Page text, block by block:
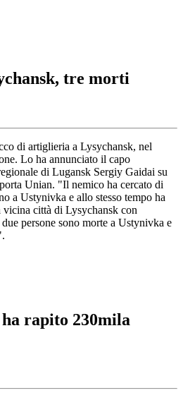
tre morti
di artiglieria a Lysychansk, nel
Lo ha annunciato il capo
di Lugansk Sergiy Gaidai su
Unian. "Il nemico ha cercato di
a Ustynivka e allo stesso tempo ha
città di Lysychansk con
persone sono morte a Ustynivka e
rapito 230mila